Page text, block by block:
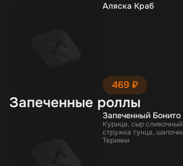
Аляска Краб
469 ₽
Запеченные роллы
Запеченный
Курица, сыр
стружка тунца,
Терияки